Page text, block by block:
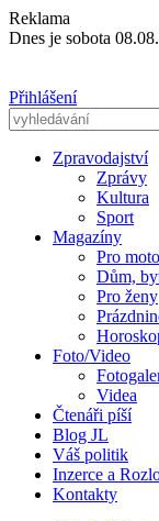
Reklama
Dnes je sobota
Přihlášení
Zpravodajství
Zprávy
Kultura
Sport
Magazíny
Pro
Dům,
Pro ženy
Foto/Video
Videa
Čtenáři píší
Blog JL
Váš politik
Inzerce a
Kontakty